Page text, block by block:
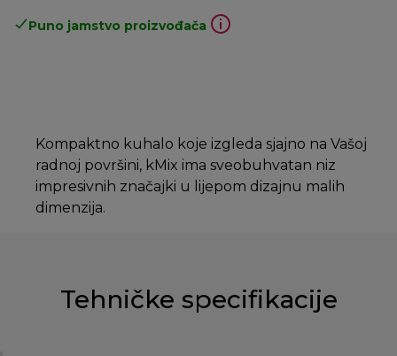
Puno jamstvo proizvođača
Kompaktno kuhalo koje izgleda sjajno na Vašoj
radnoj površini, kMix ima sveobuhvatan niz
impresivnih značajki u lijepom dizajnu malih
dimenzija.
Tehničke specifikacije